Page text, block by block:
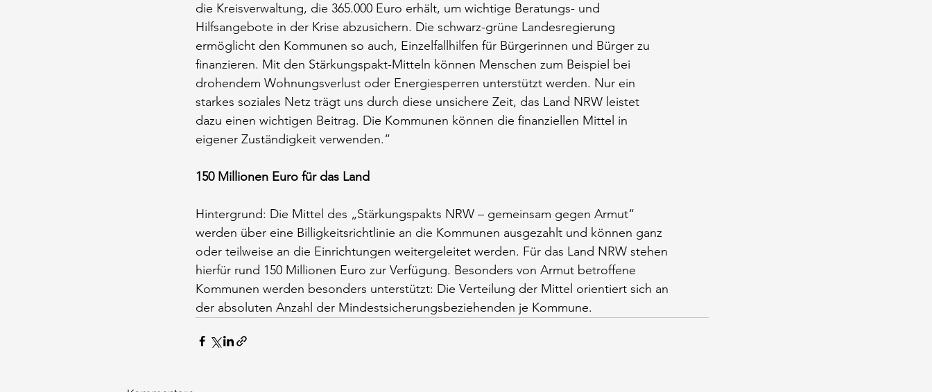
die Kreisverwaltung, die 365.000 Euro erhält, um wichtige Beratungs- und
Hilfsangebote in der Krise abzusichern. Die schwarz-grüne Landesregierung
ermöglicht den Kommunen so auch, Einzelfallhilfen für Bürgerinnen und Bürger zu
finanzieren. Mit den Stärkungspakt-Mitteln können Menschen zum Beispiel bei
drohendem Wohnungsverlust oder Energiesperren unterstützt werden. Nur ein
starkes soziales Netz trägt uns durch diese unsichere Zeit, das Land NRW leistet
dazu einen wichtigen Beitrag. Die Kommunen können die finanziellen Mittel in
eigener Zuständigkeit verwenden.“
150 Millionen Euro für das Land
Hintergrund: Die Mittel des „Stärkungspakts NRW – gemeinsam gegen Armut“
werden über eine Billigkeitsrichtlinie an die Kommunen ausgezahlt und können ganz
oder teilweise an die Einrichtungen weitergeleitet werden. Für das Land NRW stehen
hierfür rund 150 Millionen Euro zur Verfügung. Besonders von Armut betroffene
Kommunen werden besonders unterstützt: Die Verteilung der Mittel orientiert sich an
der absoluten Anzahl der Mindestsicherungsbeziehenden je Kommune.